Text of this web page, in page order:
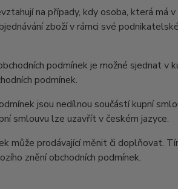
na případy, kdy osoba, která má v
zboží v rámci své
podmínek je možné sjednat v
podmínek.
jsou nedílnou součástí kupní
smlouvu lze uzavřít v českém jazyce.
může prodávající měnit či doplňovat.
znění obchodních podmínek.